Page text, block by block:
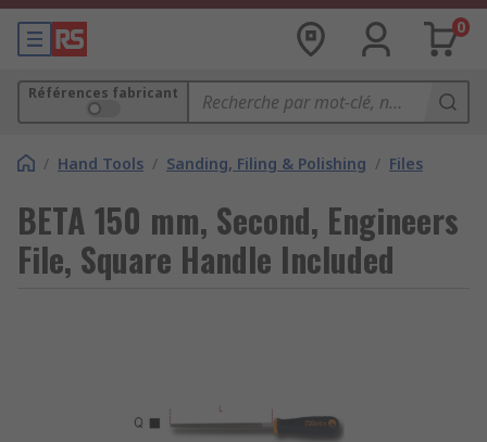
0
Références fabricant
/ Hand Tools / Sanding, Filing & Polishing / Files
BETA 150 mm, Second, Engineers
File, Square Handle Included